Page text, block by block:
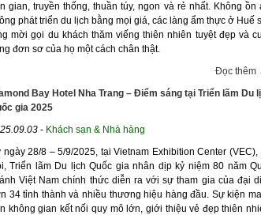
gian, truyền thống, thuần túy, ngon và rẻ nhất. Không ồn
phát triển du lịch bằng mọi giá, các làng ẩm thực ở Huế
mời gọi du khách thăm viếng thiên nhiên tuyệt đẹp và
đơn sơ của họ một cách chân thật.
Đọc thêm
Bay Hotel Nha Trang – Điểm sáng tại Triển lãm Du
gia 2025
- Khách sạn & Nhà hàng
ngày 28/8 – 5/9/2025, tại Vietnam Exhibition Center (VEC),
Triển lãm Du lịch Quốc gia nhân dịp kỷ niệm 80 năm
Việt Nam chính thức diễn ra với sự tham gia của đại
34 tỉnh thành và nhiều thương hiệu hàng đầu. Sự kiện
không gian kết nối quy mô lớn, giới thiệu vẻ đẹp thiên